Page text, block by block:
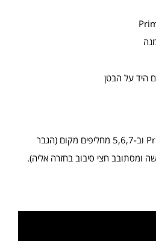
היד על הבטן
ב- 1,2,3 מתחילים כמו Prima וב-5,6,7 מחליפים מקום (הגבר
ומסתובב חצי סיבוב בחזרה אליה).